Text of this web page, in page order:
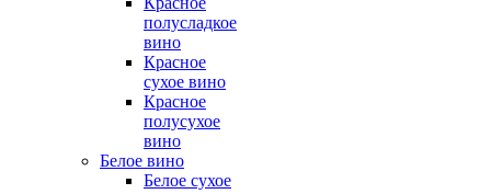
полусладкое
вино
Красное
сухое вино
Красное
полусухое
вино
Белое вино
Белое сухое